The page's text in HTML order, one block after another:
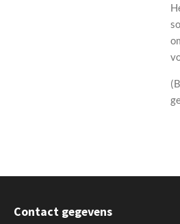
Contact gegevens